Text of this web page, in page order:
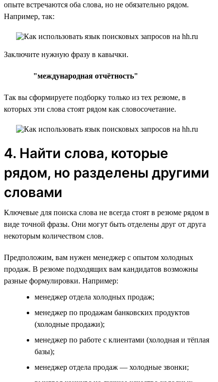
опыте встречаются оба слова, но не обязательно рядом.
Например, так:
Заключите нужную фразу в кавычки.
"международная отчётность"
Так вы сформируете подборку только из тех резюме, в
которых эти слова стоят рядом как словосочетание.
4. Найти слова, которые
рядом, но разделены другими
словами
Ключевые для поиска слова не всегда стоят в резюме рядом в
виде точной фразы. Они могут быть отделены друг от друга
некоторым количеством слов.
Предположим, вам нужен менеджер с опытом холодных
продаж. В резюме подходящих вам кандидатов возможны
разные формулировки. Например:
менеджер отдела холодных продаж;
менеджер по продажам банковских продуктов
(холодные продажи);
менеджер по работе с клиентами (холодная и тёплая
базы);
менеджер отдела продаж — холодные звонки;